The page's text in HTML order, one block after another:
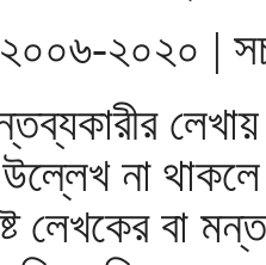
২০২০ |
না
লেখকের বা